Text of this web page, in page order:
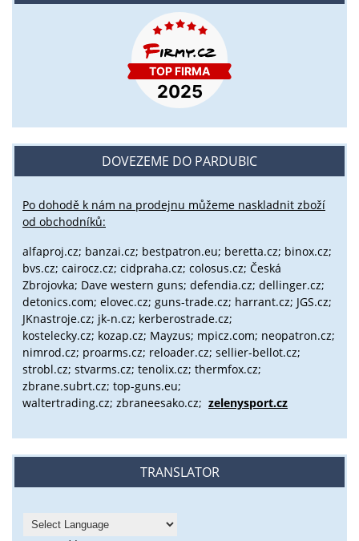
DOVEZEME DO PARDUBIC
Po dohodě k nám na prodejnu můžeme naskladnit zboží
od obchodníků:
alfaproj.cz; banzai.cz; bestpatron.eu; beretta.cz; binox.cz;
bvs.cz; cairocz.cz; cidpraha.cz; colosus.cz; Česká
Zbrojovka; Dave western guns; defendia.cz; dellinger.cz;
detonics.com; elovec.cz; guns-trade.cz; harrant.cz; JGS.cz;
JKnastroje.cz; jk-n.cz; kerberostrade.cz;
kostelecky.cz; kozap.cz; Mayzus; mpicz.com; neopatron.cz;
nimrod.cz; proarms.cz; reloader.cz; sellier-bellot.cz;
strobl.cz; stvarms.cz; tenolix.cz; thermfox.cz;
zbrane.subrt.cz; top-guns.eu;
waltertrading.cz; zbraneesako.cz; zelenysport.cz
TRANSLATOR